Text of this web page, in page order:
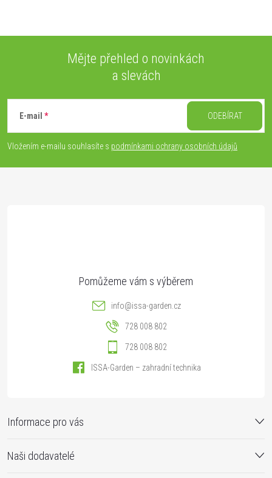
p
Mějte přehled o novinkách
a slevách
E-mail
Vložením e-mailu souhlasíte s podmínkami ochrany osobních údajů
ODEBÍRAT
Informace pro vás
info@issa-garden.cz
728 008 802
728 008 802
ISSA-Garden – zahradní technika
Naši dodavatelé